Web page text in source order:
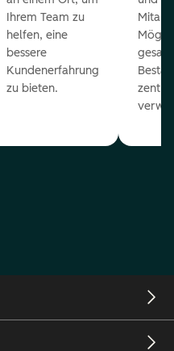
Ihrem Team zu
helfen, eine
bessere
Kundenerfahrung
zu bieten.